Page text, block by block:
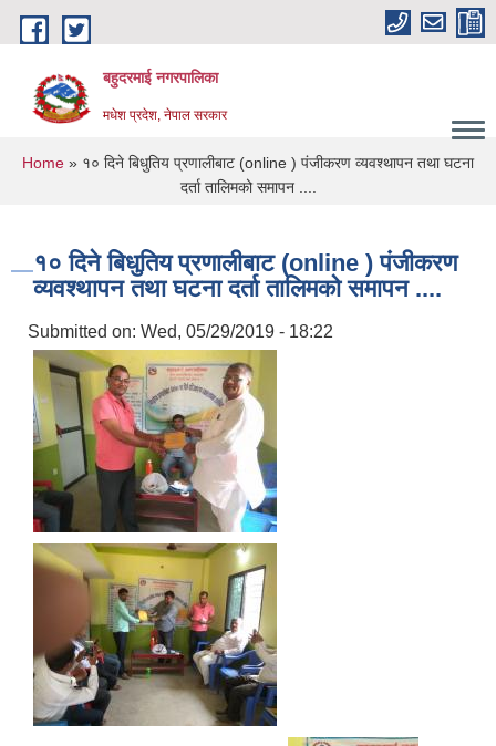
Skip to main content
बहुदरमाई नगरपालिका
मधेश प्रदेश, नेपाल सरकार
You are here
Home » १० दिने बिधुतिय प्रणालीबाट (online ) पंजीकरण व्यवश्थापन तथा घटना
दर्ता तालिमको समापन ....
१० दिने बिधुतिय प्रणालीबाट (online ) पंजीकरण
व्यवश्थापन तथा घटना दर्ता तालिमको समापन ....
Submitted on: Wed, 05/29/2019 - 18:22